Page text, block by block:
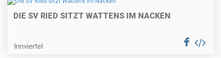
DIE SV RIED SITZT WATTENS IM NACKEN
Innviertel